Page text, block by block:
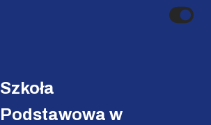
Szkoła
Podstawowa w